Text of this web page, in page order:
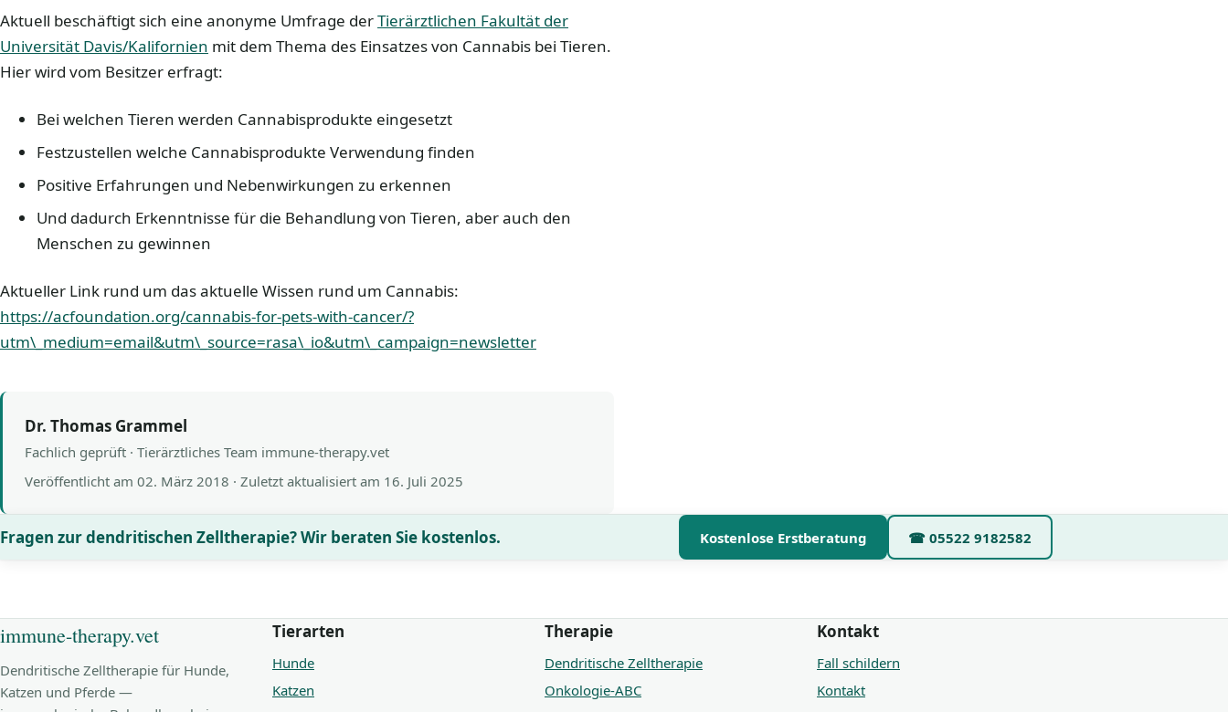
Aktuell beschäftigt sich eine anonyme Umfrage derTierärztlichen Fakultät der
Universität Davis/Kalifornien mit dem Thema des Einsatzes von Cannabis bei Tieren.
Hier wird vom Besitzer erfragt:
Bei welchen Tieren werden Cannabisprodukte eingesetzt
Festzustellen welche Cannabisprodukte Verwendung finden
Positive Erfahrungen und Nebenwirkungen zu erkennen
Und dadurch Erkenntnisse für die Behandlung von Tieren, aber auch den
Menschen zu gewinnen
Aktueller Link rund um das aktuelle Wissen rund um Cannabis:
https://acfoundation.org/cannabis-for-pets-with-cancer/?
utm\_medium=email&utm\_source=rasa\_io&utm\_campaign=newsletter
Dr. Thomas Grammel
Fachlich geprüft · Tierärztliches Team immune-therapy.vet
Veröffentlicht am 02. März 2018 · Zuletzt aktualisiert am 16. Juli 2025
Fragen zur dendritischen Zelltherapie? Wir beraten Sie kostenlos. Kostenlose Erstberatung ☎ 05522 9182582
immune-therapy.vet
Dendritische Zelltherapie für Hunde,
Katzen und Pferde —
Tierarten
Hunde
Katzen
Therapie
Dendritische Zelltherapie
Onkologie-ABC
Kontakt
Fall schildern
Kontakt